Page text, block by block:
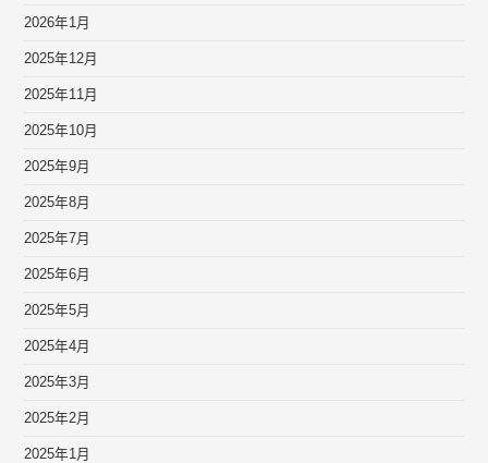
2026年1月
2025年12月
2025年11月
2025年10月
2025年9月
2025年8月
2025年7月
2025年6月
2025年5月
2025年4月
2025年3月
2025年2月
2025年1月